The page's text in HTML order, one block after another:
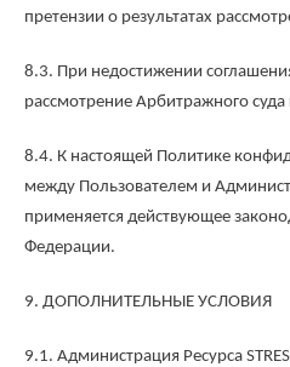
претензии о результатах
8.3. При недостижении
рассмотрение Арбитражного суда
8.4. К настоящей Политике
между Пользователем и
применяется действующее
Федерации.
9. ДОПОЛНИТЕЛЬНЫЕ УСЛОВИЯ
9.1. Администрация Ресурса